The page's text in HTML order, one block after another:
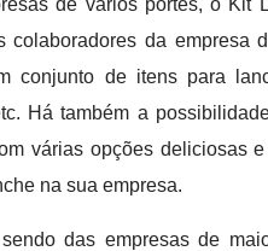
de vários portes, o Kit
colaboradores da empresa
conjunto de itens para
Há também a
várias opções deliciosas
na sua empresa.
das empresas de